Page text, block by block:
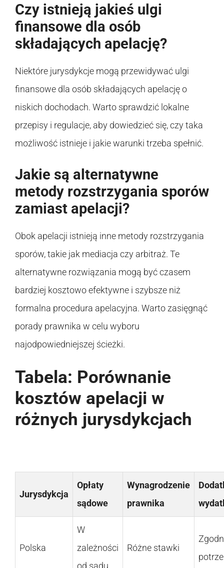
Czy istnieją jakieś ulgi
finansowe dla osób
składających apelację?
Niektóre jurysdykcje mogą przewidywać ulgi
finansowe dla osób składających apelację o
niskich dochodach. Warto sprawdzić lokalne
przepisy i regulacje, aby dowiedzieć się, czy taka
możliwość istnieje i jakie warunki trzeba spełnić.
Jakie są alternatywne
metody rozstrzygania sporów
zamiast apelacji?
Obok apelacji istnieją inne metody rozstrzygania
sporów, takie jak mediacja czy arbitraż. Te
alternatywne rozwiązania mogą być czasem
bardziej kosztowo efektywne i szybsze niż
formalna procedura apelacyjna. Warto zasięgnąć
porady prawnika w celu wyboru
najodpowiedniejszej ścieżki.
Tabela: Porównanie
kosztów apelacji w
różnych jurysdykcjach
Jurysdykcja
Opłaty
sądowe
Wynagrodzenie
prawnika
Polska
W
zależności
od sądu
Różne stawki